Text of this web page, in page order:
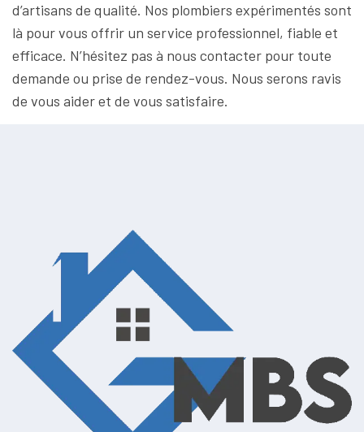
d’artisans de qualité. Nos plombiers expérimentés sont
là pour vous offrir un service professionnel, fiable et
efficace. N’hésitez pas à nous contacter pour toute
demande ou prise de rendez-vous. Nous serons ravis
de vous aider et de vous satisfaire.